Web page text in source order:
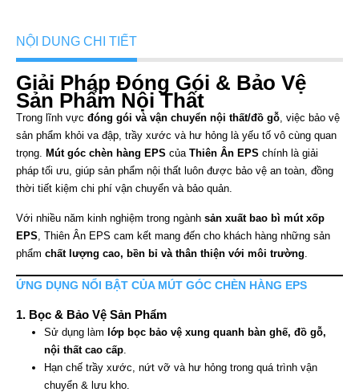
NỘI DUNG CHI TIẾT
Giải Pháp Đóng Gói & Bảo Vệ
Sản Phẩm Nội Thất
Trong lĩnh vực đóng gói và vận chuyển nội thất/đồ gỗ , việc bảo vệ
sản phẩm khỏi va đập, trầy xước và hư hỏng là yếu tố vô cùng quan
trọng.
Mút góc chèn hàng EPS của Thiên Ân EPS chính là giải
pháp tối ưu, giúp sản phẩm nội thất luôn được bảo vệ an toàn, đồng
thời tiết kiệm chi phí vận chuyển và bảo quản.
Với nhiều năm kinh nghiệm trong ngành sản xuất bao bì mút xốp
EPS , Thiên Ân EPS cam kết mang đến cho khách hàng những sản
phẩm chất lượng cao, bền bỉ và thân thiện với môi trường
ỨNG DỤNG NỔI BẬT CỦA MÚT GÓC CHÈN HÀNG EPS
1. Bọc & Bảo Vệ Sản Phẩm
Sử dụng làm lớp bọc bảo vệ xung quanh bàn ghế, đồ gỗ,
nội thất cao cấp
Hạn chế trầy xước, nứt vỡ và hư hỏng trong quá trình vận
chuyển & lưu kho.